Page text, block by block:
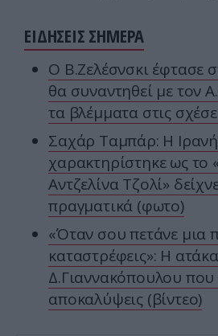
ΕΙΔΗΣΕΙΣ ΣΗΜΕΡΑ
Ο Β.Ζελέσνσκι έφτασε
θα συναντηθεί με τον
τα βλέμματα στις
Σαχάρ Ταμπάρ: Η
χαρακτηρίστηκε ως το
Αντζελίνα Τζολί»
πραγματικά (φωτο)
«Όταν σου πετάνε μια
καταστρέφεις»: Η
Δ.Γιαννακόπουλου που
αποκαλύψεις (βίντεο)